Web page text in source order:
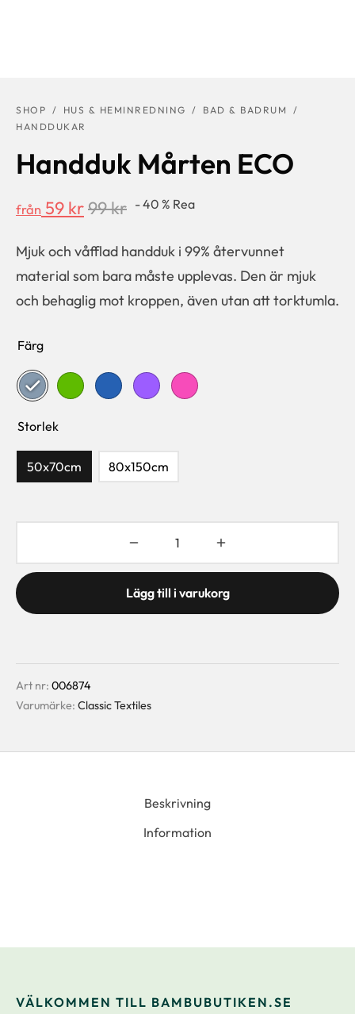
SHOP / HUS & HEMINREDNING / BAD & BADRUM
/
HANDDUKAR
Handduk Mårten ECO
-40 % Rea
från 59 kr99kr
Mjuk och våfflad handduk i 99% återvunnet
material som bara måste upplevas. Den är mjuk
och behaglig mot kroppen, även utan att torktumla.
Färg
Storlek
50x70cm 80x150cm
Lägg till i varukorg
Art nr: 006874
Varumärke: Classic Textiles
Beskrivning
Information
VÄLKOMMEN TILL BAMBUBUTIKEN.SE